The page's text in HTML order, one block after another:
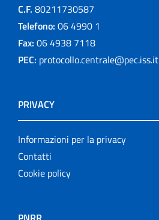
C.F. 80211730587
Telefono: 06 4990 1
Fax: 06 4938 7118
PEC: protocollo.centrale@pec.iss.it
PRIVACY
Informazioni per la privacy
Contatti
Cookie policy